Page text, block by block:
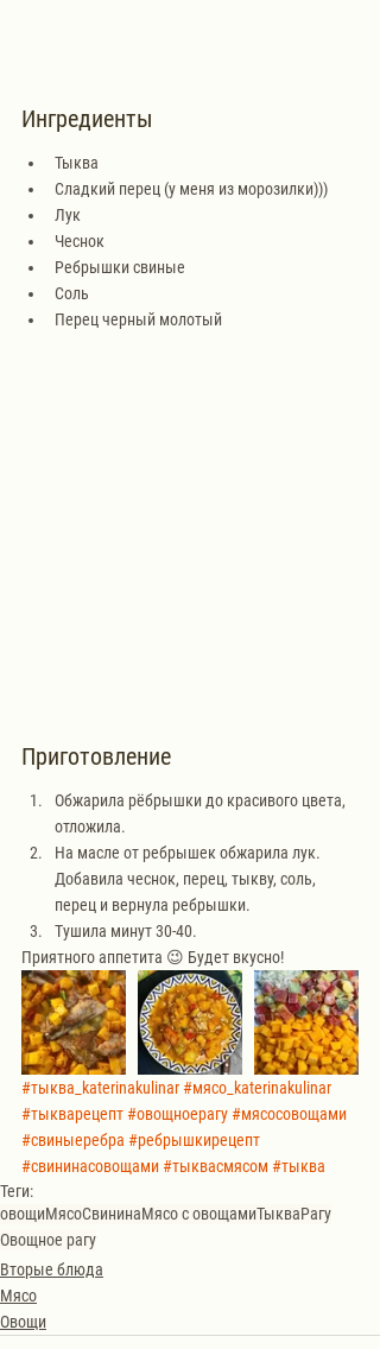
Ингредиенты
Тыква
Сладкий перец (у меня из морозилки)))
Лук
Чеснок
Ребрышки свиные
Соль
Перец черный молотый
Приготовление
Обжарила рёбрышки до красивого цвета,
отложила.
На масле от ребрышек обжарила лук.
Добавила чеснок, перец, тыкву, соль,
перец и вернула ребрышки.
Тушила минут 30-40.
Приятного аппетита 😉 Будет вкусно!
#тыква_katerinakulinar#мясо_katerinakulinar
#тыкварецепт#овощноерагу#мясосовощами
#свиныеребра #ребрышкирецепт
#свининасовощами#тыквасмясом #тыква
Теги:
овощиМясоСвининаМясо с овощамиТыкваРагу
Овощное рагу
Вторые блюда
Мясо
Овощи